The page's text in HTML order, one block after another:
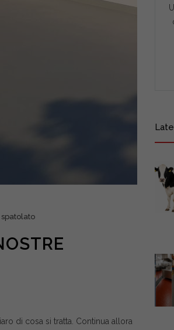
spatolato
di cosa si tratta. Continua allora